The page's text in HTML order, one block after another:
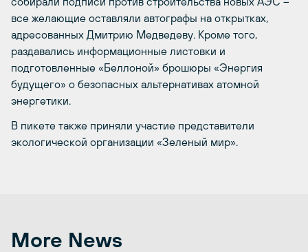
все желающие оставляли автографы на открытках,
адресованных Дмитрию Медведеву. Кроме того,
раздавались информационные листовки и
подготовленные «Беллоной» брошюры «Энергия
будущего» о безопасных альтернативах атомной
энергетики.
В пикете также приняли участие представители
экологической организации «Зеленый мир».
More News